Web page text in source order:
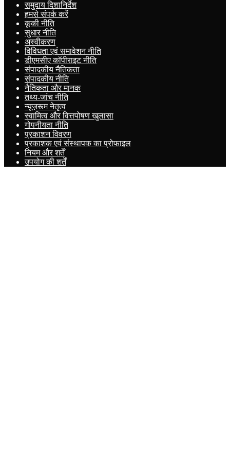
समुदाय दिशानिर्देश
हमसे संपर्क करें
कूकी नीति
सुधार नीति
अस्वीकरण
विविधता एवं समावेशन नीति
डीएमसीए कॉपीराइट नीति
संपादकीय नैतिकता
संपादकीय नीति
नैतिकता और मानक
तथ्य-जांच नीति
न्यूज़रूम नेतृत्व
स्वामित्व और वित्तपोषण खुलासा
गोपनीयता नीति
प्रकाशन विवरण
प्रकाशक एवं संस्थापक का प्रोफाइल
नियम और शर्तें
उपयोग की शर्तें